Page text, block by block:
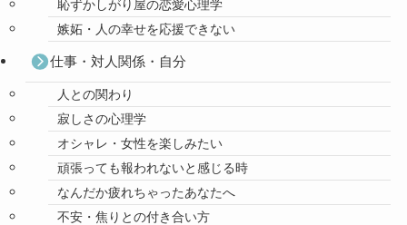
恥ずかしがり屋の恋愛心理学
嫉妬・人の幸せを応援できない
仕事・対人関係・自分
人との関わり
寂しさの心理学
オシャレ・女性を楽しみたい
頑張っても報われないと感じる時
なんだか疲れちゃったあなたへ
不安・焦りとの付き合い方